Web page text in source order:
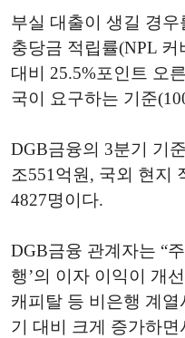
부실 대출이 생길 경우
충당금 적립률(NPL 커
대비 25.5%포인트 오
국이 요구하는 기준
DGB금융의 3분기 기
조551억원, 국외 현지
4827명이다.
DGB금융 관계자는 “
행’의 이자 이익이 개
캐피탈 등 비은행 계
기 대비 크게 증가하면